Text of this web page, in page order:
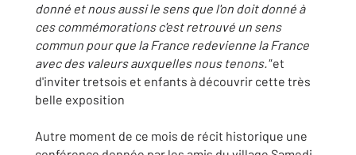
donné et nous aussi le sens que l'on doit donné à
ces commémorations c'est retrouvé un sens
commun pour que la France redevienne la France
avec des valeurs auxquelles nous tenons."et
d'inviter tretsois et enfants à découvrir cette très
belle exposition
Autre moment de ce mois de récit historique une